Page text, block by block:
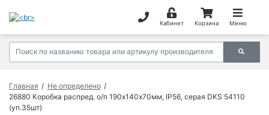
Кабинет Корзина Меню
Главная
Не определено
26880 Коробка распред. о/п 190х140х70мм, IP56, серая DKS 54110
(уп.35шт)